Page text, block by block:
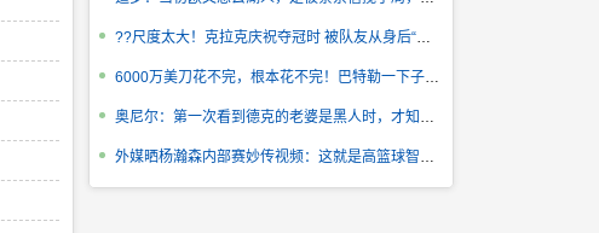
??尺度太大！克拉克庆祝夺冠时 被队友从身后“顶”了一下
6000万美刀花不完，根本花不完！巴特勒一下子就买了四包衣服
奥尼尔：第一次看到德克的老婆是黑人时，才知道他喜欢吃巧克力
外媒晒杨瀚森内部赛妙传视频：这就是高篮球智商的体现！！！